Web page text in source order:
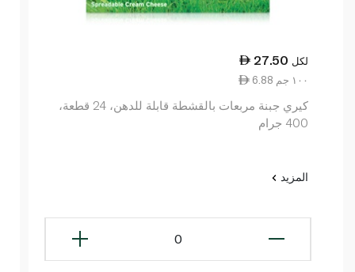
27.50 لكل
6.88 ١٠٠ جم
كيري جبنة مربعات بالقشطة قابلة للدهن، 24 قطعة،
400 جرام
المزيد
0